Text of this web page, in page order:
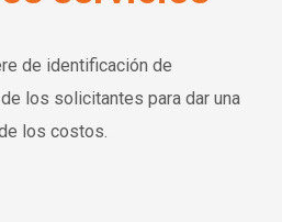
de identificación de
los solicitantes para dar una
los costos.